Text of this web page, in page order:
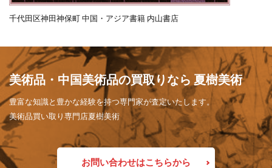
千代田区神田神保町 中国・アジア書籍 内山書店
美術品・中国美術品の買取りなら 夏樹美術
豊富な知識と豊かな経験を持つ専門家が査定いたします。
美術品買い取り専門店夏樹美術
お問い合わせはこちらから